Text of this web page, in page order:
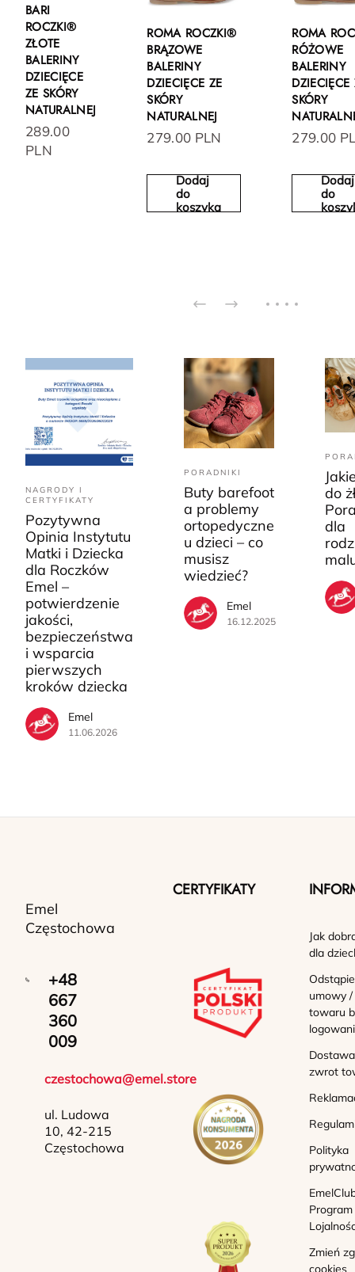
BARI
ROCZKI®
ZŁOTE
BALERINY
DZIECIĘCE
ZE SKÓRY
NATURALNEJ
289.00
PLN
ROMA ROCZKI®
BRĄZOWE
BALERINY
DZIECIĘCE ZE
SKÓRY
NATURALNEJ
279.00 PLN
Dodaj
do
koszyka
ROMA
RÓŻOWE
BALERINY
DZIECIĘCE
SKÓRY
279.00
Dodaj
do
NAGRODY I
CERTYFIKATY
Pozytywna
Opinia Instytutu
Matki i Dziecka
dla Roczków
Emel –
potwierdzenie
jakości,
bezpieczeństwa
i wsparcia
pierwszych
kroków dziecka
Emel
11.06.2026
PORADNIKI
Buty barefoot
a problemy
ortopedyczne
u dzieci – co
musisz
wiedzieć?
Emel
16.12.2025
do
dla
Emel
Częstochowa
+48
667
360
009
czestochowa@emel.store
ul. Ludowa
10, 42-215
Częstochowa
CERTYFIKATY
Jak
dla
umowy
towaru
zwrot
Polityka
Program
Zmień
cookies